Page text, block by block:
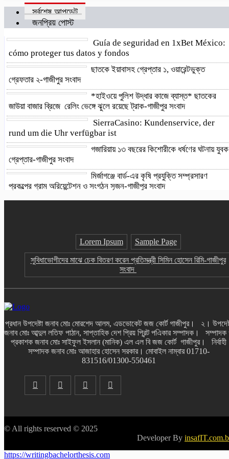
সর্বশেষ আপডেট
জনপ্রিয় পোস্ট
Guía de seguridad en 1xBet México:
cómo proteger tus datos y fondos
ছাতকে ইয়াবাসহ গ্রেপ্তার ১, ওয়ারেন্টভুক্ত
গ্রেফতার ২-গাজীপুর সংবাদ
*হাইওয়ে পুলিশ উদ্ধার কাজে ব্যাস্ত* ছাতকের
জাউয়া বাজার ব্রিজে রেলিং ভেঙ্গে ঝুলে রয়েছে ট্রাক-গাজীপুর সংবাদ
SierraCasino: Kundenservice, der
rund um die Uhr verfügbar ist
গজারিয়ায় ১৩ বছরের কিশোরীকে ধর্ষণের ঘটনায় যুবক
গ্রেপ্তার-গাজীপুর সংবাদ
​মির্জাগঞ্জে বার্ড-এর কৃষি প্রযুক্তি সম্প্রসারণ
প্রকল্পের গ্রাম অরিয়েন্টেশন ও সংগঠন সৃজন-গাজীপুর সংবাদ
অধিকার-সম্মানের দাবিতে রাণীশংকৈলে আদিবাসীদের
স্বরাষ্ট্রমন্ত্রী চট্টগ্রাম-কক্সবাজারে প্রধানমন্ত্রীর ধারাবাহিক কর্মসূচি: মাতারবাড়ি
মেগাপ্রকল্প পরিদর্শন বন্যাদুর্গতদের পাশে পুনর্বাসনে প্রধানমন্ত্রী: মানবিক নেতা-
গাজীপুর সংবাদ
আমাদের নেতা বাংলাদেশের মানবিক নেতা:
স্বরাষ্ট্রমন্ত্রী চট্টগ্রাম-কক্সবাজারে প্রধানমন্ত্রীর
নেতা-গাজীপুর সংবাদ
ঠাকুরগাঁওয়ে মোটরসাইকেলের ধাক্কায় প্রাণ গেল
বৃদ্ধ ও কিশোরের,গুরুতর আহত আরও এক কিশোর-
গাজীপুর সংবাদ
আনন্দ উৎসব মুখর পরিবেশে মহাপ্রভুর আখড়ায়
পড়শীর ১২ তম জন্মদিন পালন-গাজীপুর সংবাদ
ছাতকে ট্রাকের ধাক্কায় সাইকেল আরোহী এক যুবক
সংবাদ
Lorem Ipsum Sample Page
সুবিধাভোগীদের মাঝে চেক বিতরণ করেন প্রতিমন্ত্রী সিমিন হোসেন রিমি-গাজীপুর
সংবাদ
প্রধান উপদেষ্টা জনাব মোঃ মোরশেদ আলম, এডভোকেট জজ কোর্ট গাজীপুর। ২।
জনাব মোঃ আব্দুল লতিফ পাঠান, সাপ্তাহিক দেশ প্রিয় প্রিন্ট পএিকার সম্পাদক।
প্রকাশক জনাব মোঃ সাইফুল ইসলান (মানিক) এল এল বি জজ কোর্ট গাজীপুর। নির্বাহী
সম্পাদক জনাব মোঃ আজাহার হোসেন সরকার। মোবাইল নাম্বার 01710-
831516/01300-550461
© All rights reserved © 2025
Developer By
https://writingbachelorthesis.com